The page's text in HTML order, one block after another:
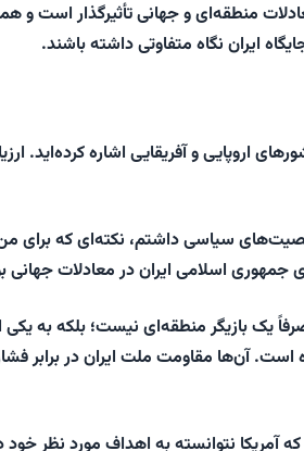
منطقه‌ای و جهانی تأثیرگذار است و
ایران نگاه متفاوتی داشته باشند.
اروپایی و آفریقایی اشاره کرده‌اید.
سیاسی داشتم، نکته‌ای که برای
جمهوری اسلامی ایران در معادلات جهانی
یک بازیگر منطقه‌ای نیست؛ بلکه به یکی
آن‌ها مقاومت ملت ایران در برابر
نتوانسته به اهداف مورد نظر خود